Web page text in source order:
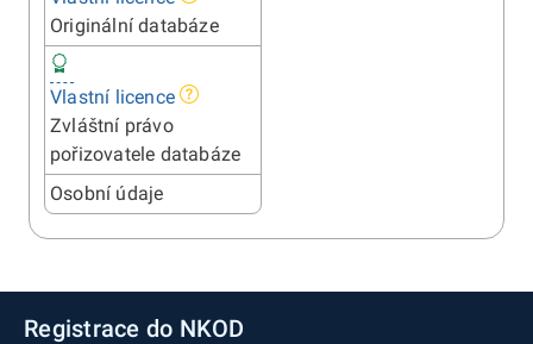
Originální databáze
Vlastní licence
Zvláštní právo
pořizovatele databáze
Osobní údaje
Registrace do NKOD